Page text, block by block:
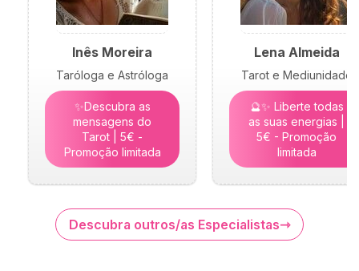
Inês Moreira
Taróloga e Astróloga
✨Descubra as
mensagens do
Tarot | 5€ -
Promoção limitada
Lena Almeida
Tarot e Mediunidade
🔮✨ Liberte todas
as suas energias |
5€ - Promoção
limitada
Descubra outros/as Especialistas